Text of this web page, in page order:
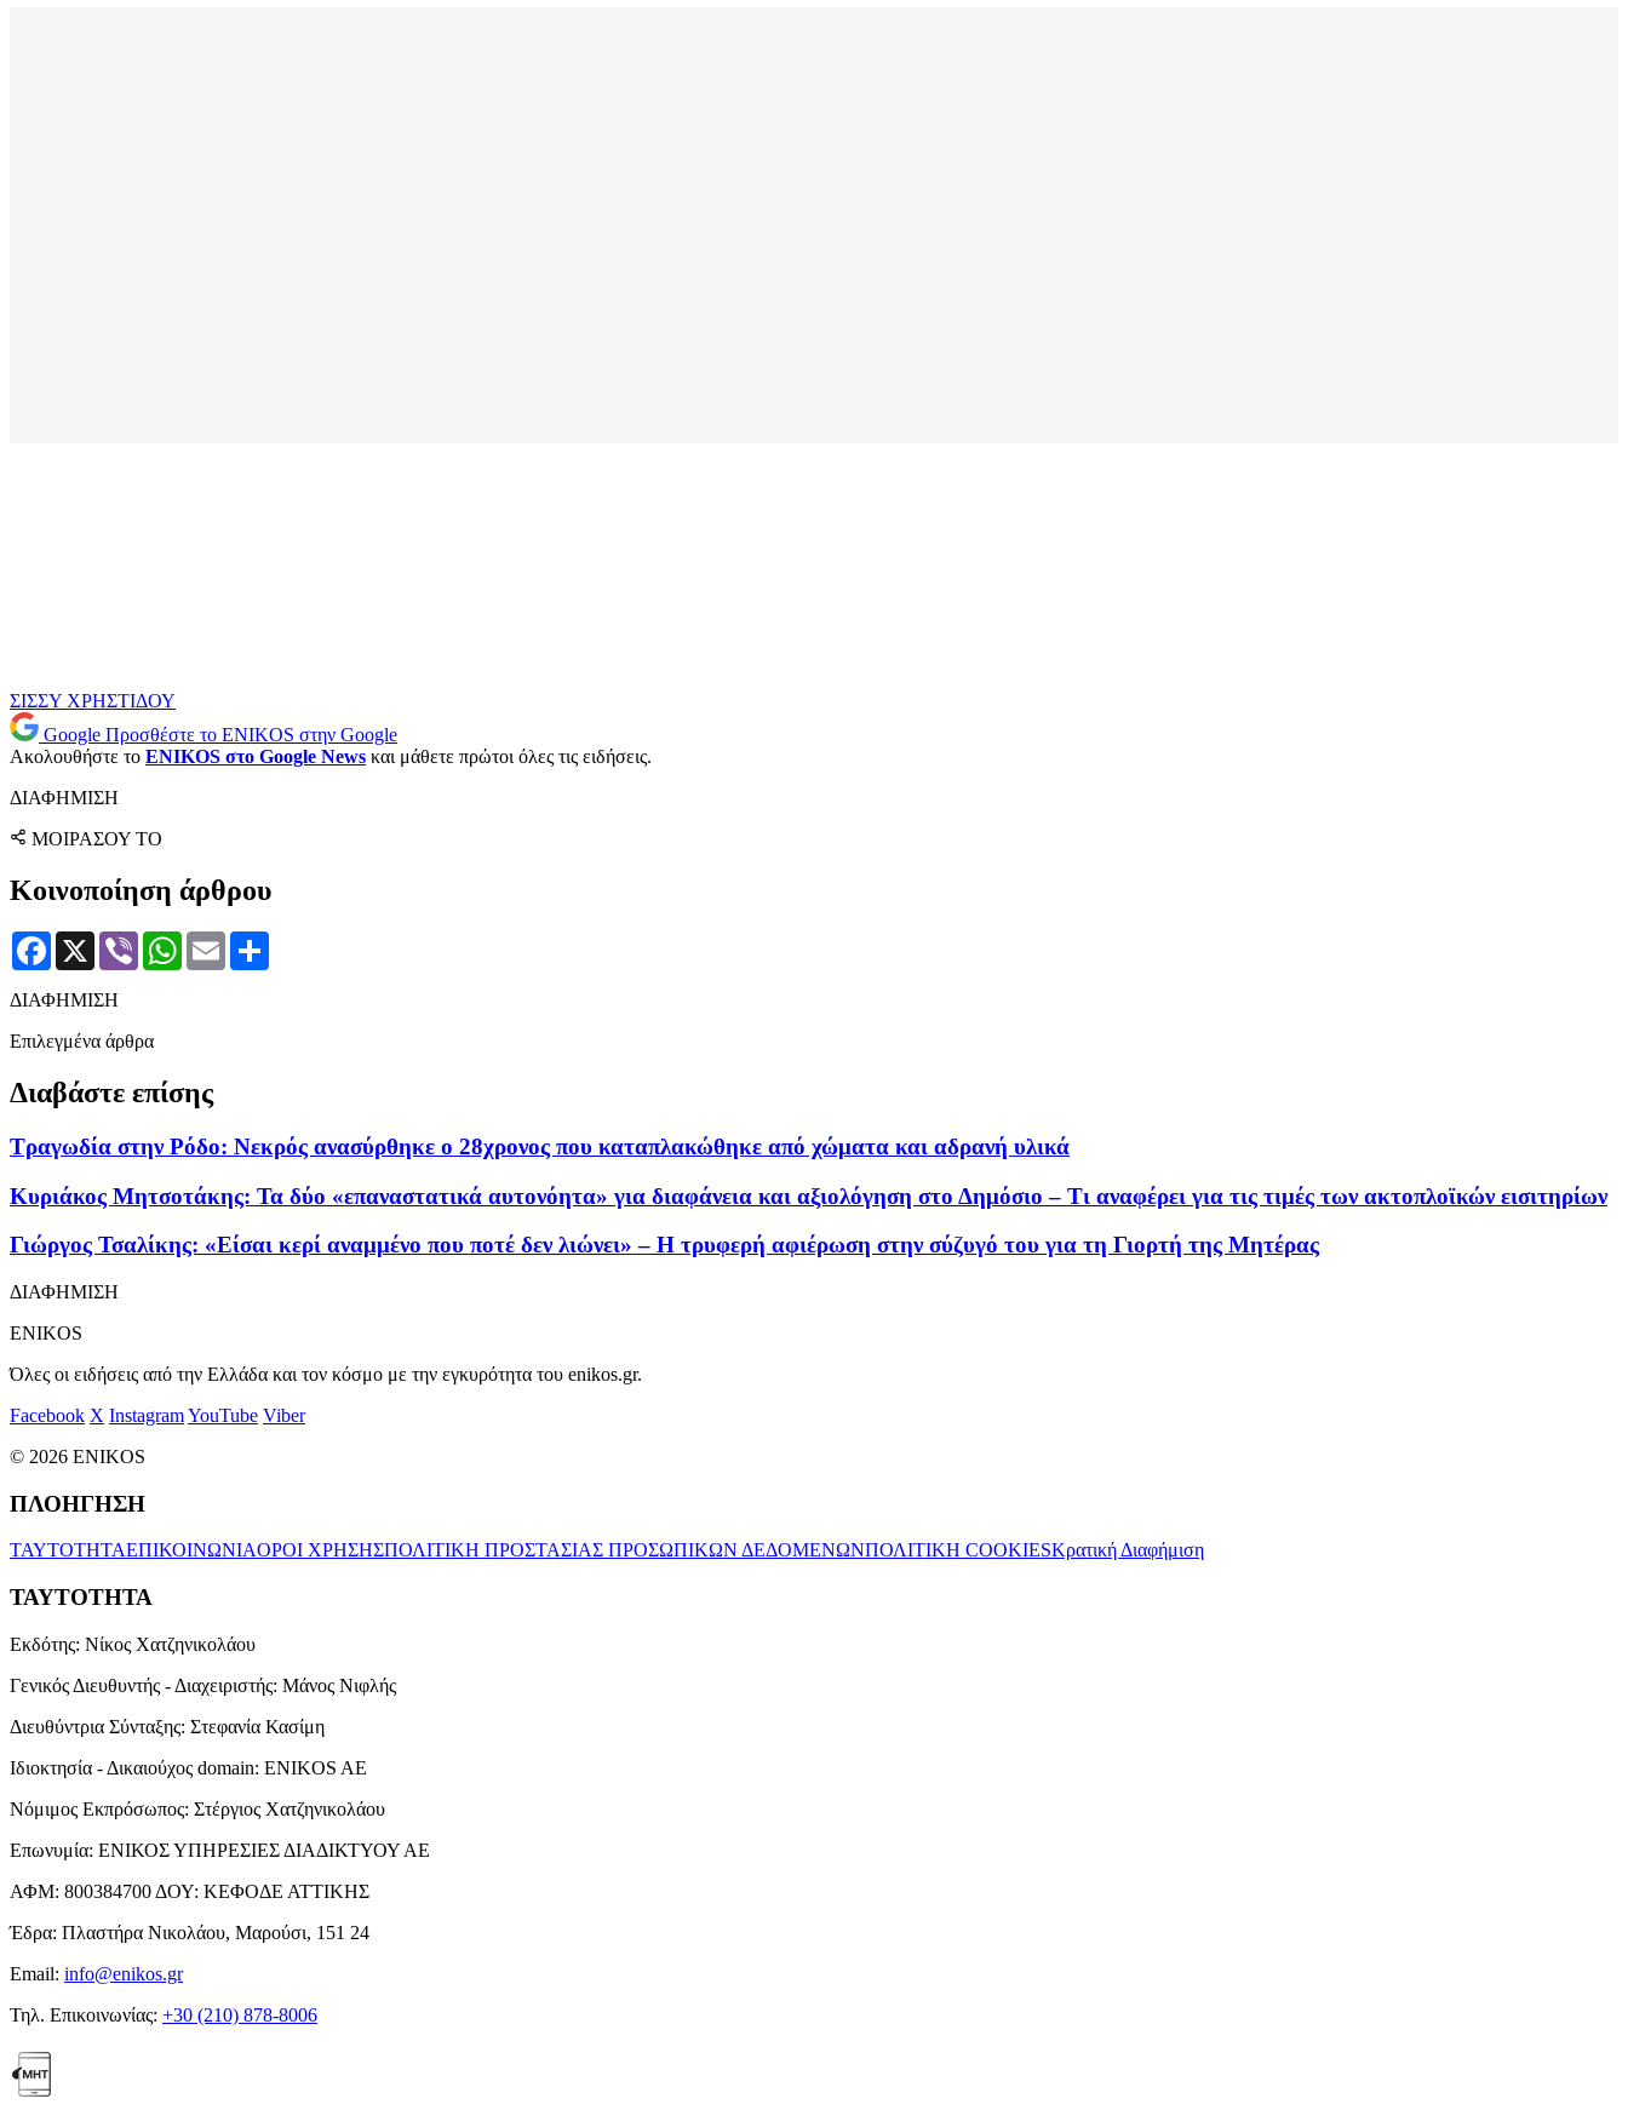
ΣΙΣΣΥ ΧΡΗΣΤΙΔΟΥ
Google Προσθέστε το ENIKOS στην Google
Ακολουθήστε το ENIKOS στο Google News και μάθετε πρώτοι όλες τις ειδήσεις.
ΔΙΑΦΗΜΙΣΗ
ΜΟΙΡΑΣΟΥ ΤΟ
Κοινοποίηση άρθρου
Facebook
X Viber WhatsApp
Email
ΔΙΑΦΗΜΙΣΗ
Επιλεγμένα άρθρα
Διαβάστε επίσης
Τραγωδία στην Ρόδο: Νεκρός ανασύρθηκε ο 28χρονος που καταπλακώθηκε από χώματα και αδρανή υλικά
Κυριάκος Μητσοτάκης: Τα δύο «επαναστατικά αυτονόητα» για διαφάνεια και αξιολόγηση στο Δημόσιο – Τι αναφέρει για τις τιμές των ακτοπλοϊκών εισιτηρίων
Γιώργος Τσαλίκης: «Είσαι κερί αναμμένο που ποτέ δεν λιώνει» – Η τρυφερή αφιέρωση στην σύζυγό του για τη Γιορτή της Μητέρας
ΔΙΑΦΗΜΙΣΗ
ENIKOS
Όλες οι ειδήσεις από την Ελλάδα και τον κόσμο με την εγκυρότητα του enikos.gr.
Facebook X InstagramYouTube Viber
© 2026 ENIKOS
ΠΛΟΗΓΗΣΗ
ΤΑΥΤΟΤΗΤΑΕΠΙΚΟΙΝΩΝΙΑΟΡΟΙ ΧΡΗΣΗΣΠΟΛΙΤΙΚΗ ΠΡΟΣΤΑΣΙΑΣ ΠΡΟΣΩΠΙΚΩΝ ΔΕΔΟΜΕΝΩΝΠΟΛΙΤΙΚΗ COOKIESΚρατική Διαφήμιση
ΤΑΥΤΟΤΗΤΑ
Εκδότης: Νίκος Χατζηνικολάου
Γενικός Διευθυντής - Διαχειριστής: Μάνος Νιφλής
Διευθύντρια Σύνταξης: Στεφανία Κασίμη
Ιδιοκτησία - Δικαιούχος domain: ENIKOS AE
Νόμιμος Εκπρόσωπος: Στέργιος Χατζηνικολάου
Επωνυμία: ΕΝΙΚΟΣ ΥΠΗΡΕΣΙΕΣ ΔΙΑΔΙΚΤΥΟΥ ΑΕ
ΑΦΜ: 800384700 ΔΟΥ: ΚΕΦΟΔΕ ΑΤΤΙΚΗΣ
Έδρα: Πλαστήρα Νικολάου, Μαρούσι, 151 24
Email: info@enikos.gr
Τηλ. Επικοινωνίας: +30 (210) 878-8006